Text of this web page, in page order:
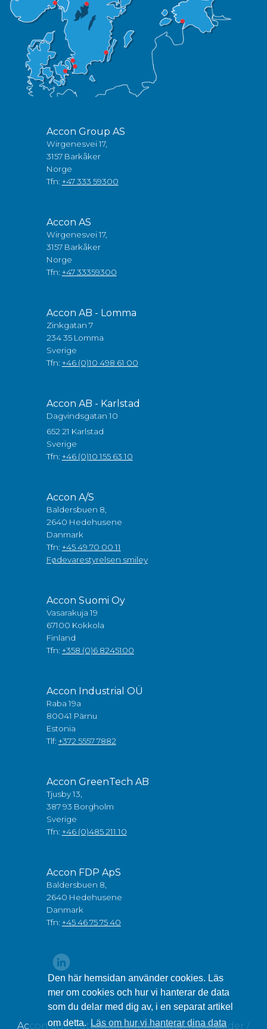
Den här hemsidan använder cookies. Läs
mer om cookies och hur vi hanterar de data
som du delar med dig av, i en separat artikel
om detta.Läs om hur vi hanterar dina data
Accon Group AS
Wirgenesvei 17,
3157 Barkåker
Norge
Tfn: +47 333 59300
Accon AS
Wirgenesvei 17,
3157 Barkåker
Norge
Tfn: +47 33359300
Accon AB - Lomma
Zinkgatan 7
234 35 Lomma
Sverige
Tfn: +46 (0)10 498 61 00
Accon AB - Karlstad
Dagvindsgatan 10
652 21 Karlstad
Sverige
Tfn: +46 (0)10 155 63 10
Accon A/S
Baldersbuen 8,
2640 Hedehusene
Danmark
Tfn: +45 49 70 00 11
Fødevarestyrelsen smiley
Accon Suomi Oy
Vasarakuja 19
67100 Kokkola
Finland
Tfn: +358 (0)6 8245100
Accon Industrial OÜ
Raba 19a
80041 Pärnu
Estonia
Tlf: +372 5557 7882
Accon GreenTech AB
Tjusby 13,
387 93 Borgholm
Sverige
Tfn: +46 (0)485 211 10
Accon FDP ApS
Baldersbuen 8,
2640 Hedehusene
Danmark
Tfn: +45 46 75 75 40
Accon äger rätten till allt material (text, bilder /